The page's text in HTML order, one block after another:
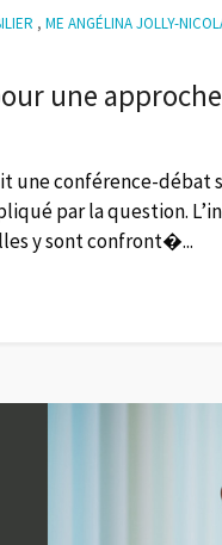
, ME ANGÉLINA JOLLY-
une
une conférence-débat
par la question.
y sont confront�...